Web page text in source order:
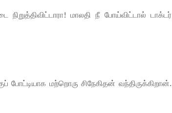
மாலதி நீ போய்விட்டால் டாக்டர்
போட்டியாக மற்றொரு சிநேகிதன் வந்திருக்கிறான்.